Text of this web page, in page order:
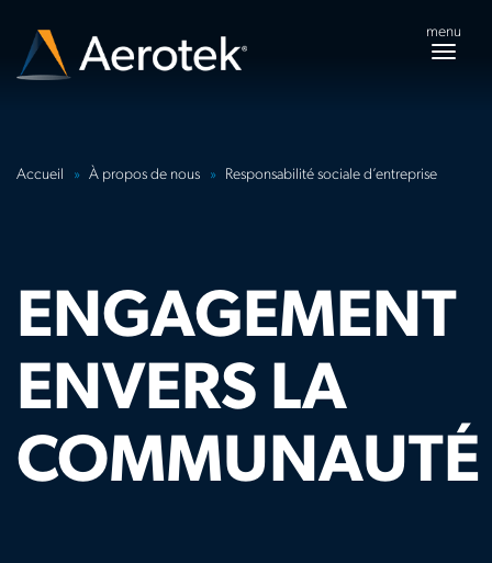
menu
Accueil À propos de nous Responsabilité sociale d’entreprise
ENGAGEMENT
ENVERS LA
COMMUNAUTÉ